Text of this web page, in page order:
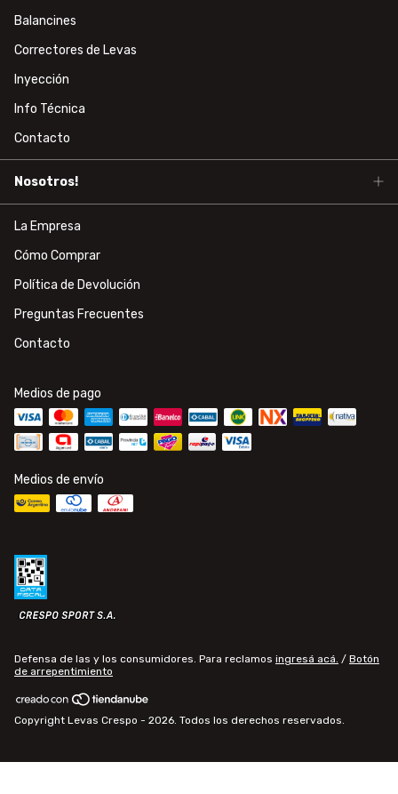
Balancines
Correctores de Levas
Inyección
Info Técnica
Contacto
Nosotros!
La Empresa
Cómo Comprar
Política de Devolución
Preguntas Frecuentes
Contacto
Medios de pago
Medios de envío
Defensa de las y los consumidores. Para reclamos ingresá acá. / Botón
de arrepentimiento
Copyright Levas Crespo - 2026. Todos los derechos reservados.